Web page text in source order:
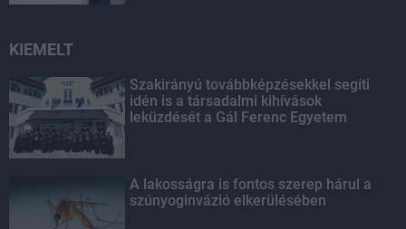
KIEMELT
Szakirányú továbbképzésekkel segíti
idén is a társadalmi kihívások
leküzdését a Gál Ferenc Egyetem
A lakosságra is fontos szerep hárul a
szúnyoginvázió elkerülésében